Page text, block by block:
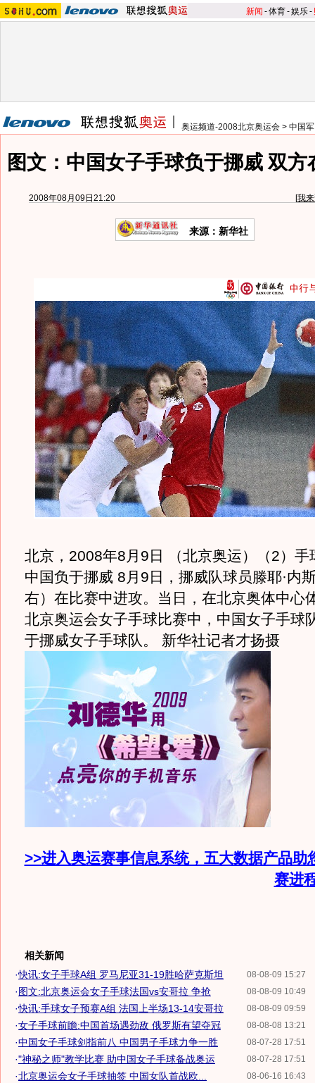
新闻 -体育-娱乐-
奥运频道-2008北京奥运会 > 中国
图文：中国女子手球负于挪威 双方
2008年08月09日21:20 [我
来源：新华社
北京，2008年8月9日 （北京奥运）（2）
中国负于挪威 8月9日，挪威队球员滕耶·内
右）在比赛中进攻。当日，在北京奥体中心
北京奥运会女子手球比赛中，中国女子手球
于挪威女子手球队。 新华社记者才扬摄
>>进入奥运赛事信息系统，五大数据产品助
赛进
相关新闻
08-08-09 15:27
·快讯:女子手球A组 罗马尼亚31-19胜哈萨克斯坦
08-08-09 10:49
·图文:北京奥运会女子手球法国vs安哥拉 争抢
08-08-09 09:59
·快讯:手球女子预赛A组 法国上半场13-14安哥拉
08-08-08 13:21
·女子手球前瞻:中国首场遇劲敌 俄罗斯有望夺冠
08-07-28 17:51
·中国女子手球剑指前八 中国男子手球力争一胜
08-07-28 17:51
·"神秘之师"教学比赛 助中国女子手球备战奥运
08-06-16 16:43
·北京奥运会女子手球抽签 中国女队首战欧...